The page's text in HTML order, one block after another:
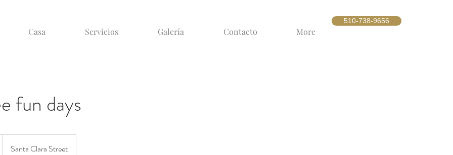
Casa Servicios Galería Contacto More
510-738-9656
fun days
Santa Clara Street